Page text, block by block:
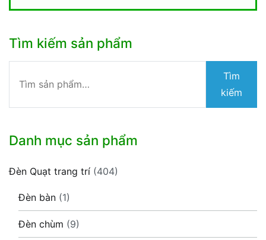
Tìm kiếm sản phẩm
kiếm:
Tìm
kiếm
Danh mục sản phẩm
Đèn Quạt trang trí (404)
Đèn bàn (1)
Đèn chùm (9)